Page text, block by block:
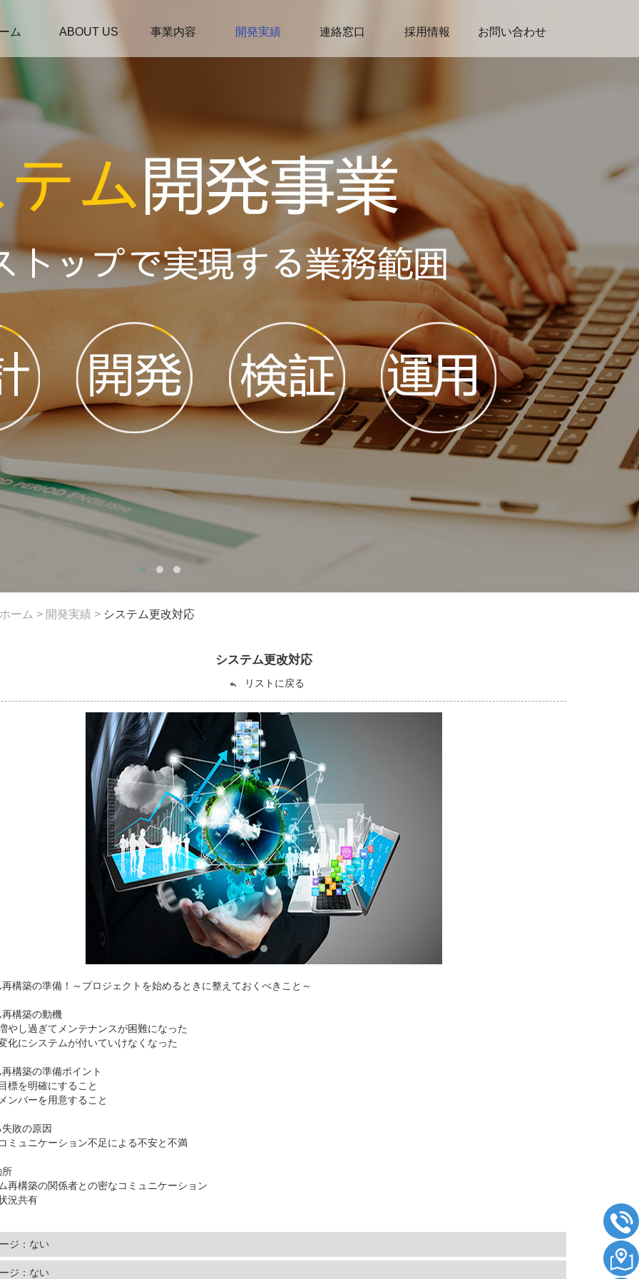
ム ABOUT US 事業内容 開発実績 連絡窓口 採用情報 お問い合わせ
ーム > 開発実績 > システム更改対応
システム更改対応
リストに戻る
構築の準備！～プロジェクトを始めるときに整えておくべきこと～
構築の動機
やし過ぎてメンテナンスが困難になった
化にシステムが付いていけなくなった
構築の準備ポイント
標を明確にすること
ンバーを用意すること
敗の原因
ミュニケーション不足による不安と不満
再構築の関係者との密なコミュニケーション
況共有
ジ：ない
ジ：ない